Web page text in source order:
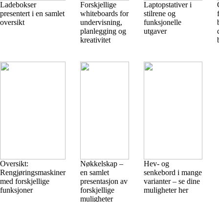
Ladebokser
presentert i en samlet
oversikt
Forskjellige
whiteboards for
undervisning,
planlegging og
kreativitet
Laptopstativer i
stilrene og
funksjonelle
utgaver
Oversikt:
Rengjøringsmaskiner
med forskjellige
funksjoner
Nøkkelskap –
en samlet
presentasjon av
forskjellige
muligheter
Hev- og
senkebord i mange
varianter – se dine
muligheter her